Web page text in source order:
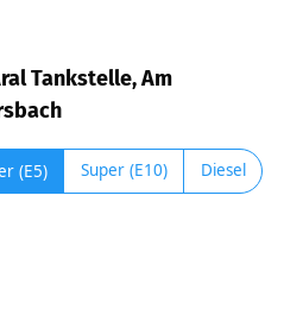
Tankstelle, Am
(E5) Super (E10) Diesel